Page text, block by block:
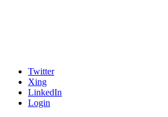
Twitter
Xing
LinkedIn
Login